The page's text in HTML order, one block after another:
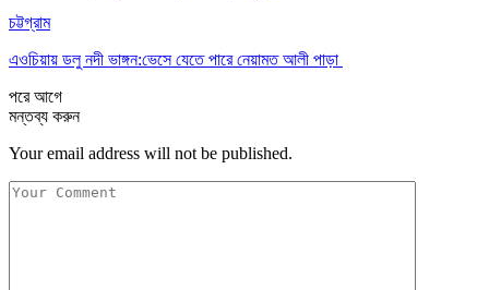
চট্টগ্রাম
এওচিয়ায় ডলু নদী ভাঙ্গন:ভেসে যেতে পারে নেয়ামত আলী পাড়া
পরেআগে
মন্তব্য করুন
Your email address will not be published.